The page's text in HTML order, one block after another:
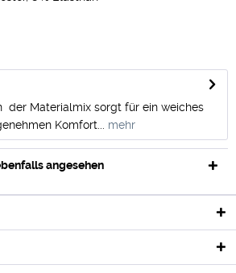
der Materialmix sorgt für ein weiches
Komfort...
mehr
angesehen